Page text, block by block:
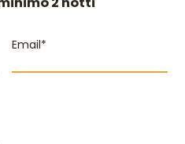
Email*